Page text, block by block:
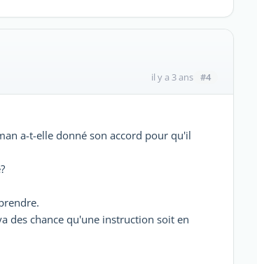
il y a 3 ans #4
a-t-elle donné son accord pour qu'il
des chance qu'une instruction soit en